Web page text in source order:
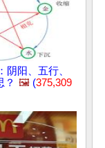
阴阳、五行、
？ 🖼️ (375,309